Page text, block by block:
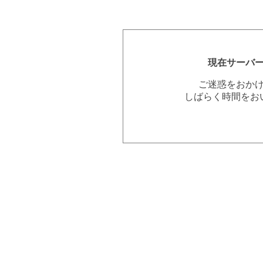
現在サーバ
ご迷惑をおか
しばらく時間を